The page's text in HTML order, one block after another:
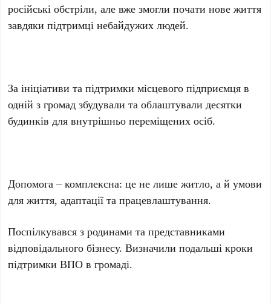
російські обстріли, але вже змогли почати нове життя
завдяки підтримці небайдужих людей.
За ініціативи та підтримки місцевого підприємця в
одній з громад збудували та облаштували десятки
будинків для внутрішньо переміщених осіб.
Допомога – комплексна: це не лише житло, а й умови
для життя, адаптації та працевлаштування.
Поспілкувався з родинами та представниками
відповідального бізнесу. Визначили подальші кроки
підтримки ВПО в громаді.